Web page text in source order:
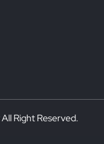
Right Reserved.